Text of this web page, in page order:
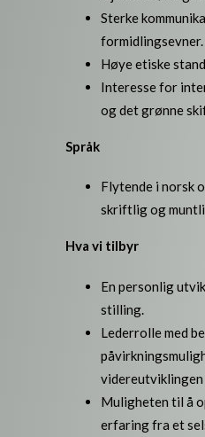
Sterke
formidlingsevner.
Høye etiske
Interesse for
og det grønne
Språk
Flytende i norsk
skriftlig og
Hva vi tilbyr
En personlig
stilling.
Lederrolle med
videreutviklingen
Muligheten til å
erfaring fra et